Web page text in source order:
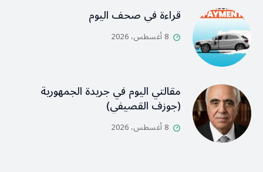
قراءة في صحف اليوم
8 أغسطس، 2026
مقالتي اليوم في جريدة الجمهورية
(جوزف القصيفي)
8 أغسطس، 2026